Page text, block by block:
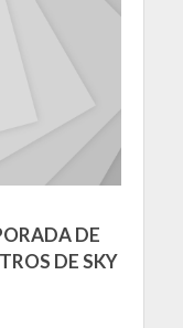
DE
DE SKY